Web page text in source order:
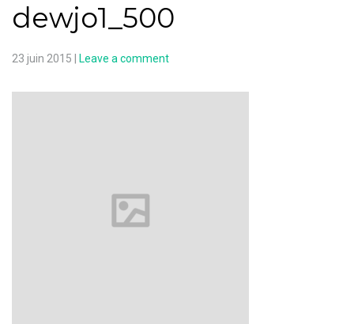
dewjo1_500
23 juin 2015 Leave a comment